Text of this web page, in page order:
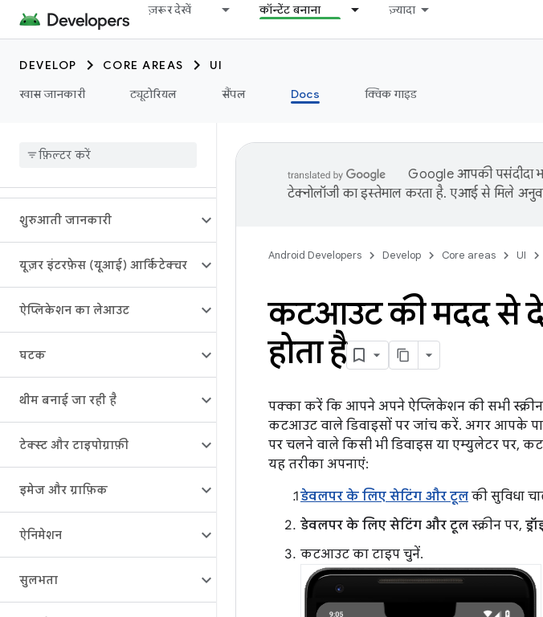
ज़रूर देखें कॉन्टेंट बनाना ज़्यादा
DEVELOP CORE AREAS
UI
खास जानकारी
ट्यूटोरियल सैंपल Docs क्विक गाइड
शुरुआती जानकारी
यूज़र इंटरफ़ेस (यूआई) आर्किटेक्चर
ऐप्लिकेशन का लेआउट
घटक
थीम बनाई जा रही है
टेक्स्ट और टाइपोग्राफ़ी
इमेज और ग्राफ़िक
ऐनिमेशन
सुलभता
Google आपकी पसंदीदा
टेक्नोलॉजी का इस्तेमाल करता है. एआई से मिले
Android Developers Develop Core areas UI
कटआउट की मदद से
होता है
पक्का करें कि आपने अपने ऐप्लिकेशन की सभी
कटआउट वाले डिवाइसों पर जांच करें. अगर आपके
पर चलने वाले किसी भी डिवाइस या एम्युलेटर पर,
यह तरीका अपनाएं:
डेवलपर के लिए सेटिंग और टूल की सुविधा
डेवलपर के लिए सेटिंग और टूल स्क्रीन पर,
कटआउट का टाइप चुनें.